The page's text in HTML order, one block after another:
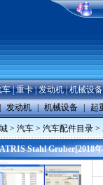
车|重卡|发动机|机械设备
| 发动机 | 机械设备 | 起
> 汽车 > 汽车配件目录 >
ATRIS Stahl Gruber[2018